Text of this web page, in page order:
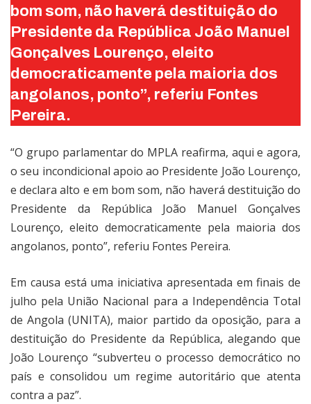
bom som, não haverá destituição do
Presidente da República João Manuel
Gonçalves Lourenço, eleito
democraticamente pela maioria dos
angolanos, ponto”, referiu Fontes
Pereira.
“O grupo parlamentar do MPLA reafirma, aqui e agora,
o seu incondicional apoio ao Presidente João Lourenço,
e declara alto e em bom som, não haverá destituição do
Presidente da República João Manuel Gonçalves
Lourenço, eleito democraticamente pela maioria dos
angolanos, ponto”, referiu Fontes Pereira.
Em causa está uma iniciativa apresentada em finais de
julho pela União Nacional para a Independência Total
de Angola (UNITA), maior partido da oposição, para a
destituição do Presidente da República, alegando que
João Lourenço “subverteu o processo democrático no
país e consolidou um regime autoritário que atenta
contra a paz”.